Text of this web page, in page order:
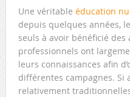
Une véritable éducation
depuis quelques années,
seuls à avoir bénéficié des
professionnels ont
leurs connaissances afin
différentes campagnes. Si
relativement